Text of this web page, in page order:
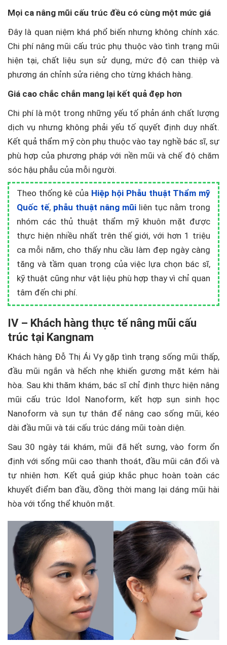
Mọi ca nâng mũi cấu trúc đều có cùng một mức giá
Đây là quan niệm khá phổ biến nhưng không chính xác.
Chi phí nâng mũi cấu trúc phụ thuộc vào tình trạng mũi
hiện tại, chất liệu sụn sử dụng, mức độ can thiệp và
phương án chỉnh sửa riêng cho từng khách hàng.
Giá cao chắc chắn mang lại kết quả đẹp hơn
Chi phí là một trong những yếu tố phản ánh chất lượng
dịch vụ nhưng không phải yếu tố quyết định duy nhất.
Kết quả thẩm mỹ còn phụ thuộc vào tay nghề bác sĩ, sự
phù hợp của phương pháp với nền mũi và chế độ chăm
sóc hậu phẫu của mỗi người.
Theo thống kê của Hiệp hội Phẫu thuật Thẩm mỹ
Quốc tế, phẫu thuật nâng mũi liên tục nằm trong
nhóm các thủ thuật thẩm mỹ khuôn mặt được
thực hiện nhiều nhất trên thế giới, với hơn 1 triệu
ca mỗi năm, cho thấy nhu cầu làm đẹp ngày càng
tăng và tầm quan trọng của việc lựa chọn bác sĩ,
kỹ thuật cũng như vật liệu phù hợp thay vì chỉ quan
tâm đến chi phí.
IV – Khách hàng thực tế nâng mũi cấu
trúc tại Kangnam
Khách hàng Đỗ Thị Ái Vy gặp tình trạng sống mũi thấp,
đầu mũi ngắn và hếch nhẹ khiến gương mặt kém hài
hòa. Sau khi thăm khám, bác sĩ chỉ định thực hiện nâng
mũi cấu trúc Idol Nanoform, kết hợp sụn sinh học
Nanoform và sụn tự thân để nâng cao sống mũi, kéo
dài đầu mũi và tái cấu trúc dáng mũi toàn diện.
Sau 30 ngày tái khám, mũi đã hết sưng, vào form ổn
định với sống mũi cao thanh thoát, đầu mũi cân đối và
tự nhiên hơn. Kết quả giúp khắc phục hoàn toàn các
khuyết điểm ban đầu, đồng thời mang lại dáng mũi hài
hòa với tổng thể khuôn mặt.